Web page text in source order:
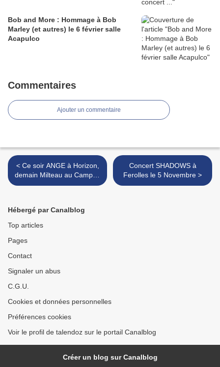
Bob and More : Hommage à Bob
Marley (et autres) le 6 février salle
Acapulco
Commentaires
Ajouter un commentaire
< Ce soir ANGE à Horizon,
demain Milteau au Campus
!
Concert SHADOWS à
Ferolles le 5 Novembre >
Hébergé par Canalblog
Top articles
Pages
Contact
Signaler un abus
C.G.U.
Cookies et données personnelles
Préférences cookies
Voir le profil de talendoz sur le portail Canalblog
Créer un blog sur Canalblog